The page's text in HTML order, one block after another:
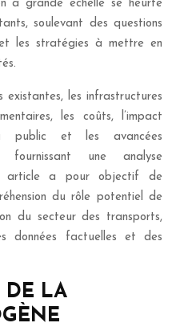
à grande échelle se heurte
soulevant des questions
les stratégies à mettre en
existantes, les infrastructures
les coûts, l’impact
public et les avancées
fournissant une analyse
article a pour objectif de
du rôle potentiel de
du secteur des transports,
données factuelles et des
DE LA